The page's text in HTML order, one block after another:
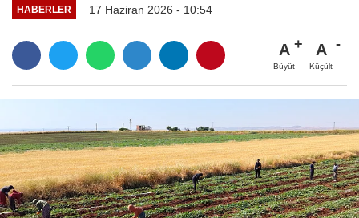
HABERLER 17 Haziran 2026 - 10:54
A
Büyüt
A
Küçült